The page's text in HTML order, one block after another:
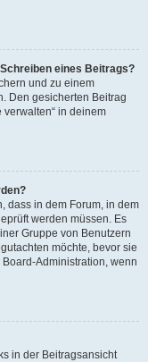
eines Beitrags?
und zu einem
Den gesicherten Beitrag
verwalten“ in deinem
dass in dem Forum, in dem
werden müssen. Es
Gruppe von Benutzern
möchte, bevor sie
Administration, wenn
in der Beitragsansicht